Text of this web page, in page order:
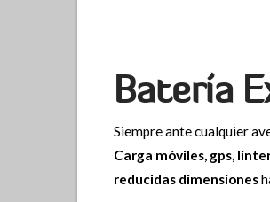
Batería
Siempre ante cualquier
Carga móviles, gps,
reducidas dimensiones